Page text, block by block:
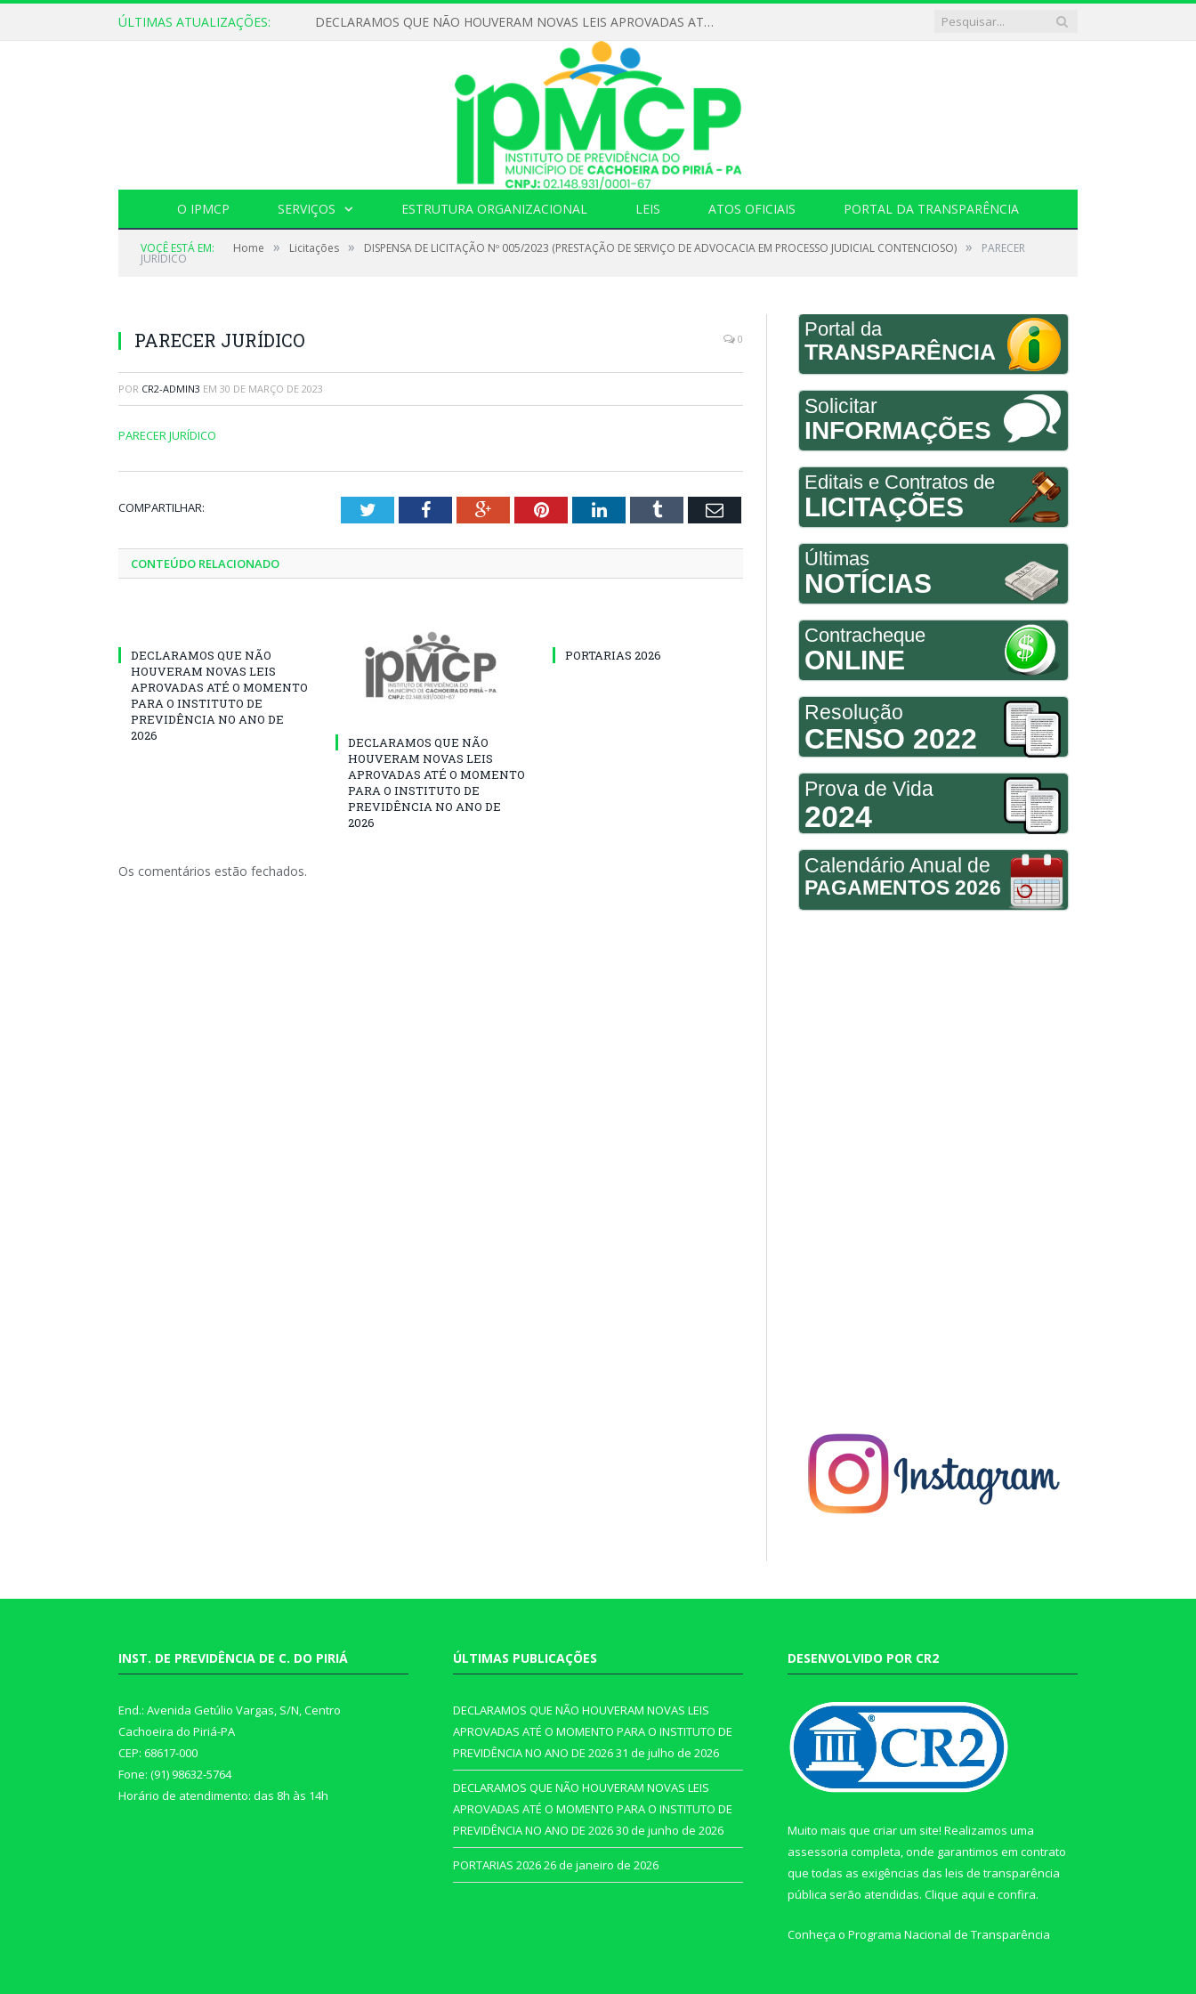
ÚLTIMAS ATUALIZAÇÕES: DECLARAMOS QUE NÃO HOUVERAM NOVAS LEIS APROVADAS ATÉ O MOMENTO PARA O INSTITUTO DE PREVIDÊNCIA NO ANO DE 2026
O IPMCP SERVIÇOS ESTRUTURA ORGANIZACIONAL LEIS ATOS OFICIAIS PORTAL DA TRANSPARÊNCIA
VOCÊ ESTÁ EM: Home » Licitações » DISPENSA DE LICITAÇÃO Nº 005/2023 (PRESTAÇÃO DE SERVIÇO DE ADVOCACIA EM PROCESSO JUDICIAL CONTENCIOSO) » PARECER
JURÍDICO
PARECER JURÍDICO 0
POR CR2-ADMIN3 EM 30 DE MARÇO DE 2023
PARECER JURÍDICO
COMPARTILHAR: TwitterFacebookGoogle+PinterestLinkedInTumblr Email
CONTEÚDO RELACIONADO
DECLARAMOS QUE NÃO
HOUVERAM NOVAS LEIS
APROVADAS ATÉ O MOMENTO
PARA O INSTITUTO DE
PREVIDÊNCIA NO ANO DE
2026
DECLARAMOS QUE NÃO
HOUVERAM NOVAS LEIS
APROVADAS ATÉ O MOMENTO
PARA O INSTITUTO DE
PREVIDÊNCIA NO ANO DE
2026
PORTARIAS 2026
Os comentários estão fechados.
Portal da
TRANSPARÊNCIA
Solicitar
INFORMAÇÕES
Editais e Contratos de
LICITAÇÕES
Últimas
NOTÍCIAS
Contracheque
ONLINE
Resolução
CENSO 2022
Prova de Vida
2024
Calendário Anual de
PAGAMENTOS 2026
INST. DE PREVIDÊNCIA DE C. DO PIRIÁ
End.: Avenida Getúlio Vargas, S/N, Centro
Cachoeira do Piriá-PA
CEP: 68617-000
Fone: (91) 98632-5764
Horário de atendimento: das 8h às 14h
ÚLTIMAS PUBLICAÇÕES
DECLARAMOS QUE NÃO HOUVERAM NOVAS LEIS
APROVADAS ATÉ O MOMENTO PARA O INSTITUTO DE
PREVIDÊNCIA NO ANO DE 202631 de julho de 2026
DECLARAMOS QUE NÃO HOUVERAM NOVAS LEIS
APROVADAS ATÉ O MOMENTO PARA O INSTITUTO DE
PREVIDÊNCIA NO ANO DE 202630 de junho de 2026
PORTARIAS 202626 de janeiro de 2026
DESENVOLVIDO POR CR2
Muito mais que criar um site! Realizamos uma
assessoria completa, onde garantimos em contrato
que todas as exigências das leis de transparência
pública serão atendidas. Clique aqui e confira.
Conheça o Programa Nacional de Transparência